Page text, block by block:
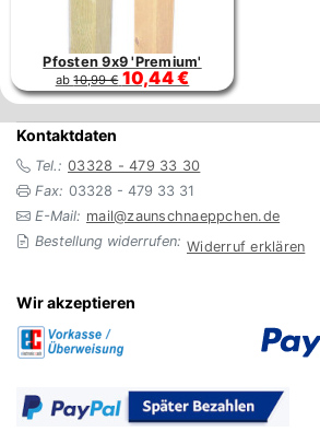
Pfosten 9x9 'Premium'
ab10,99 € 10,44 €
Kontaktdaten
Tel.: 03328 - 479 33 30
Fax: 03328 - 479 33 31
E-Mail: mail@zaunschnaeppchen.de
Bestellung widerrufen: Widerruf erklären
Wir akzeptieren